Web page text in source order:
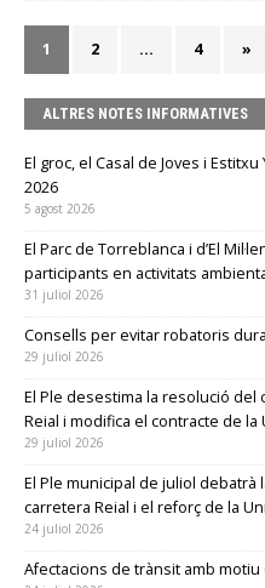
1 2 … 4 »
ALTRES NOTES INFORMATIVES
El groc, el Casal de Joves i
2026
5 agost 2026
El Parc de Torreblanca i d’El
participants en activitats
31 juliol 2026
Consells per evitar robatoris
29 juliol 2026
El Ple desestima la resolució
Reial i modifica el contracte de la
29 juliol 2026
El Ple municipal de juliol debatrà
carretera Reial i el reforç de la
24 juliol 2026
Afectacions de trànsit amb motiu